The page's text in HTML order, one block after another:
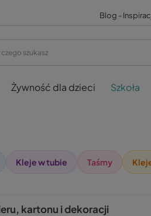
Blog -
Żywność dla dzieci Szkoła
Kleje w tubie Taśmy
kartonu i dekoracji